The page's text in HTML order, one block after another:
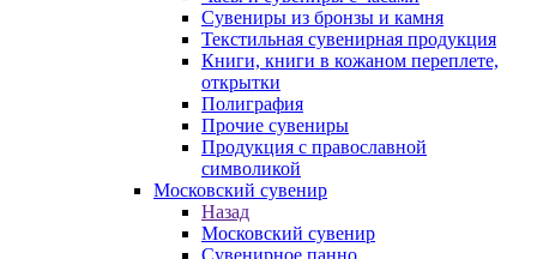
Сувениры из бронзы и камня
Текстильная сувенирная продукция
Книги, книги в кожаном переплете,
открытки
Полиграфия
Прочие сувениры
Продукция с православной
символикой
Московский сувенир
Назад
Московский сувенир
Сувенирное панно